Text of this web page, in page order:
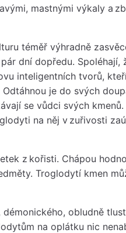
mastnými výkaly a
téměř výhradně
dní dopředu. Spoléhají,
inteligentních tvorů,
je do svých
se vůdci svých kmenů.
na něj v zuřivosti
z kořisti. Chápou
Troglodytí kmen
obludně
na oplátku nic